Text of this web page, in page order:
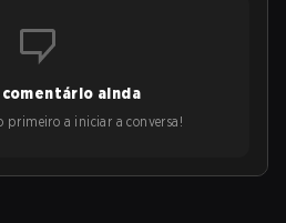
comentário ainda
primeiro a iniciar a conversa!